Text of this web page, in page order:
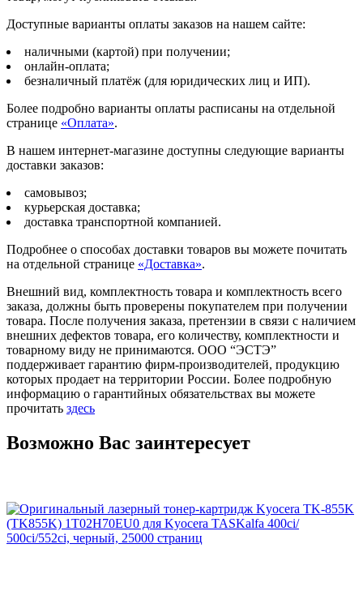
Доступные варианты оплаты заказов на нашем сайте:
наличными (картой) при получении;
онлайн-оплата;
безналичный платёж (для юридических лиц и ИП).
Более подробно варианты оплаты расписаны на отдельной
странице «Оплата».
В нашем интернет-магазине доступны следующие варианты
доставки заказов:
самовывоз;
курьерская доставка;
доставка транспортной компанией.
Подробнее о способах доставки товаров вы можете почитать
на отдельной странице «Доставка».
Внешний вид, комплектность товара и комплектность всего
заказа, должны быть проверены покупателем при получении
товара. После получения заказа, претензии в связи с наличием
внешних дефектов товара, его количеству, комплектности и
товарному виду не принимаются. ООО “ЭСТЭ”
поддерживает гарантию фирм-производителей, продукцию
которых продает на территории России. Более подробную
информацию о гарантийных обязательствах вы можете
прочитать здесь
Возможно Вас заинтересует